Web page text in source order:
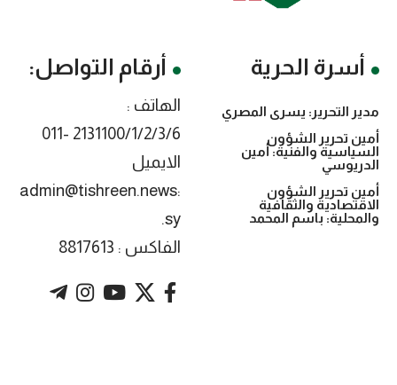
أسرة الحرية
مدير التحرير: يسرى المصري
أمين تحرير الشؤون
السياسية والفنية: أمين
الدريوسي
أمين تحرير الشؤون
الاقتصادية والثقافية
والمحلية: باسم المحمد
أرقام التواصل:
الهاتف :
2131100/1/2/3/6 -011
الايميل
:admin@tishreen.news
.sy
الفاكس : 8817613